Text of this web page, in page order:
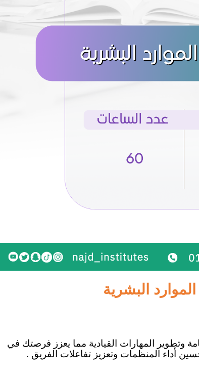
البشرية
وتطوير المهارات القيادية مما يعزز فرصتك في
أداء المنظمات وتعزيز تفاعلات الفريق .